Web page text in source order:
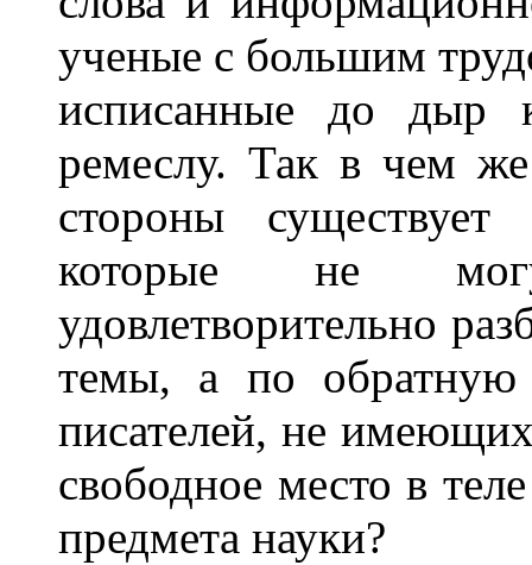
ученые с большим
исписанные до дыр
ремеслу. Так в чем
стороны существует
которые не
удовлетворительно
темы, а по обратную
писателей, не
свободное место в
предмета науки?